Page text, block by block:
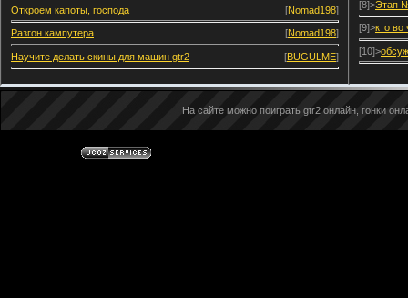
Откроем капоты, господа [Nomad198]
Разгон кампутера [Nomad198]
Научите делать скины для машин gtr2 [BUGULME]
[8]>Этап
[9]>кто во
[10]>
На сайте можно поиграть gtr2 онлайн, гонки